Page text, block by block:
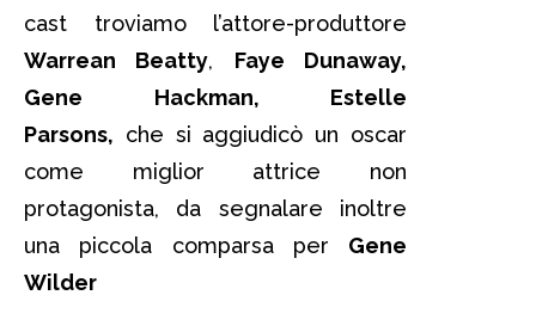
cast troviamo l’attore-produttore
Warrean Beatty, Faye Dunaway,
Gene Hackman, Estelle
Parsons, che si aggiudicò un oscar
come miglior attrice non
protagonista, da segnalare inoltre
una piccola comparsa per Gene
Wilder